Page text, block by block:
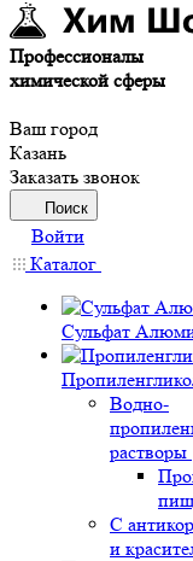
Профессионалы
химической сферы
Ваш город
Казань
Заказать звонок
Поиск
Войти
Каталог
Сульфат
Водно-
растворы
С
и